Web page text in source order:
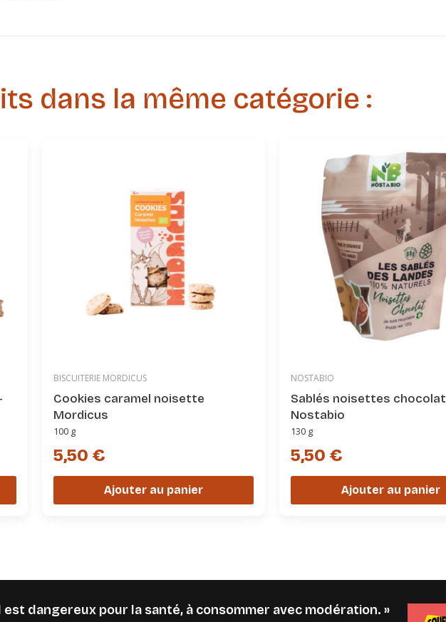
dans la même catégorie :
BISCUITERIE MORDICUS
Cookies caramel noisette
Mordicus
100 g
5,50 €
Ajouter au panier
NOSTABIO
Sablés noisettes chocolat
Nostabio
130 g
5,50 €
Ajouter au panier
est dangereux pour la santé, à consommer avec modération. »